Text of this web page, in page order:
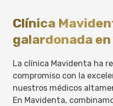
Clínica
galardonada
La clínica Mavidenta ha
compromiso con la
nuestros médicos
En Mavidenta,